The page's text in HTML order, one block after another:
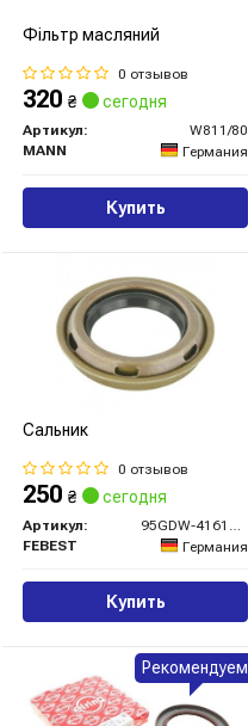
Фільтр масляний
0 отзывов
320 ₴ сегодня
Артикул:
W811/80
MANN
Германия
Купить
Сальник
0 отзывов
250 ₴ сегодня
Артикул:
FEBEST
Германия
Купить
Рекомендуем